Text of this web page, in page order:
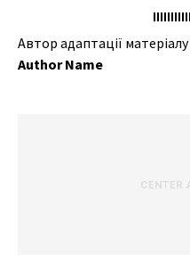
Автор адаптації матеріалу
Author Name